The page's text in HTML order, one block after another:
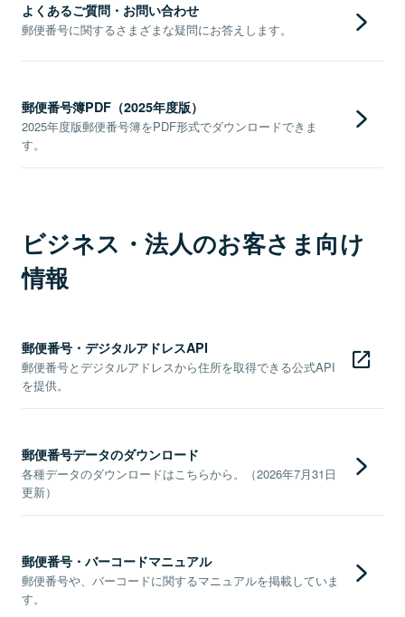
よくあるご質問・お問い合わせ
郵便番号に関するさまざまな疑問にお答えします。
郵便番号簿PDF（2025年度版）
2025年度版郵便番号簿をPDF形式でダウンロードできま
す。
ビジネス・法人のお客さま向け
情報
郵便番号・デジタルアドレスAPI
郵便番号とデジタルアドレスから住所を取得できる公式API
を提供。
郵便番号データのダウンロード
各種データのダウンロードはこちらから。（2026年7月31日
更新）
郵便番号・バーコードマニュアル
郵便番号や、バーコードに関するマニュアルを掲載していま
す。